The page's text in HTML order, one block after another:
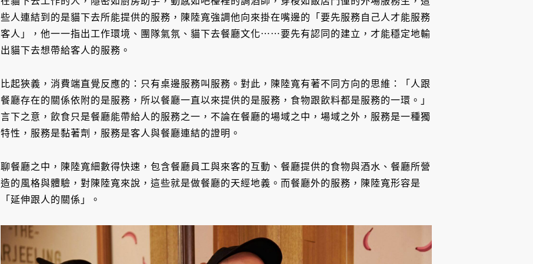
些人連結到的是貓下去所能提供的服務，陳陸寬強調他向來掛在嘴邊的「要先服務自己人才能服務
客人」，他一一指出工作環境、團隊氣氛、貓下去餐廳文化⋯⋯要先有認同的建立，才能穩定地輸
出貓下去想帶給客人的服務。
比起狹義，消費端直覺反應的：只有桌邊服務叫服務。對此，陳陸寬有著不同方向的思維：「人跟
餐廳存在的關係依附的是服務，所以餐廳一直以來提供的是服務，食物跟飲料都是服務的一環。」
言下之意，飲食只是餐廳能帶給人的服務之一，不論在餐廳的場域之中，場域之外，服務是一種獨
特性，服務是黏著劑，服務是客人與餐廳連結的證明。
聊餐廳之中，陳陸寬細數得快速，包含餐廳員工與來客的互動、餐廳提供的食物與酒水、餐廳所營
造的風格與體驗，對陳陸寬來說，這些就是做餐廳的天經地義。而餐廳外的服務，陳陸寬形容是
「延伸跟人的關係」。